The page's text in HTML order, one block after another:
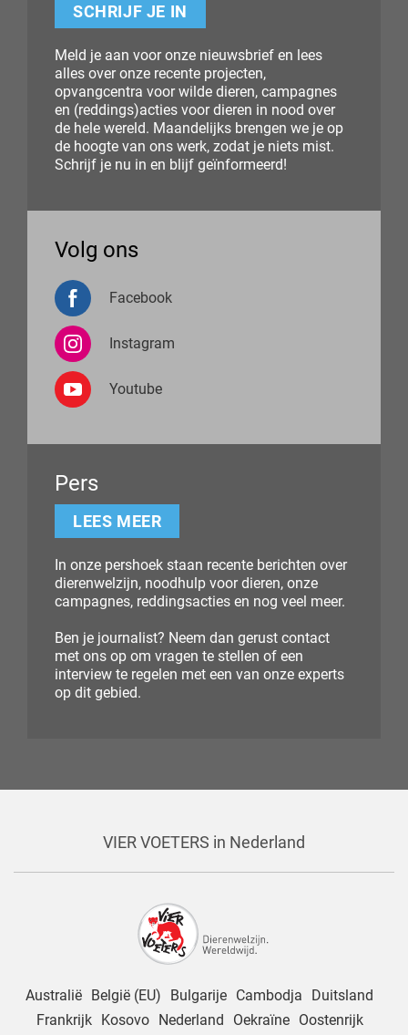
SCHRIJF JE IN
Meld je aan voor onze nieuwsbrief en lees
alles over onze recente projecten,
opvangcentra voor wilde dieren, campagnes
en (reddings)acties voor dieren in nood over
de hele wereld. Maandelijks brengen we je op
de hoogte van ons werk, zodat je niets mist.
Schrijf je nu in en blijf geïnformeerd!
Volg ons
Facebook
Instagram
Youtube
Pers
LEES MEER
In onze pershoek staan recente berichten over
dierenwelzijn, noodhulp voor dieren, onze
campagnes, reddingsacties en nog veel meer.
Ben je journalist? Neem dan gerust contact
met ons op om vragen te stellen of een
interview te regelen met een van onze experts
op dit gebied.
VIER VOETERS in Nederland
Australië België (EU) Bulgarije Cambodja
Duitsland
Frankrijk
Kosovo Nederland Oekraïne Oostenrijk